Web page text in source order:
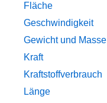
Fläche
Geschwindigkeit
Gewicht und Masse
Kraft
Kraftstoffverbrauch
Länge